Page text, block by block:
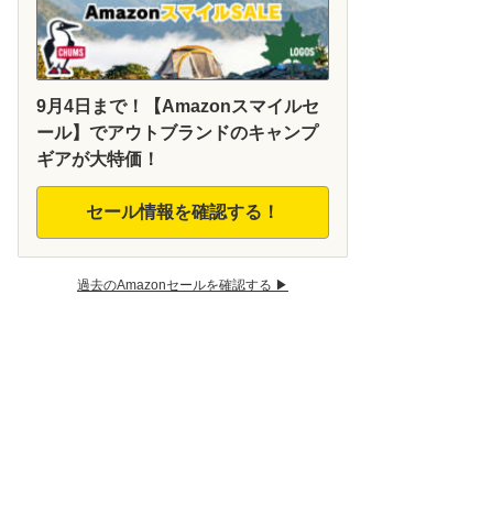
9月4日まで！【Amazonスマイルセ
ール】でアウトブランドのキャンプ
ギアが大特価！
セール情報を確認する！
過去のAmazonセールを確認する ▶︎